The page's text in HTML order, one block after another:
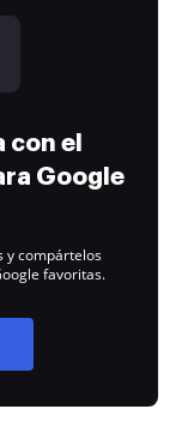
el
Google
y compártelos
favoritas.